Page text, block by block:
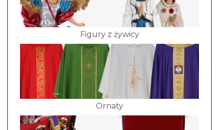
Figury z żywicy
Ornaty